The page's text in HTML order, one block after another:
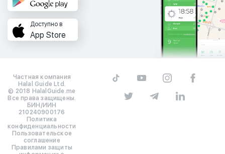
Доступно в
App Store
Частная компания
Halal Guide Ltd.
© 2018 HalalGuide.me
Все права защищены.
БИН/ИИН
210240900176
Политика
конфиденциальности
Пользовательское
соглашение
Правилами защиты